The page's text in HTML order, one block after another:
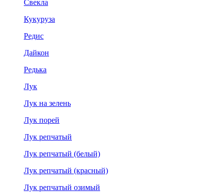
Свекла
Кукуруза
Редис
Дайкон
Редька
Лук
Лук на зелень
Лук порей
Лук репчатый
Лук репчатый (белый)
Лук репчатый (красный)
Лук репчатый озимый